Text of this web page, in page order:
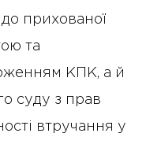
прихованої
та
КПК, а й
суду з прав
втручання у